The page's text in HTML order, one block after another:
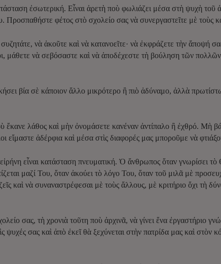
ἐσωτερική. Εἶναι ἀρετὴ ποὺ φωλιάζει μέσα στὴ ψυχὴ τοῦ
Προσπαθήστε φέτος στὸ σχολείο σας νὰ συνεργαστεῖτε μὲ τοὺς
νὰ ἀκοῦτε καὶ νὰ κατανοεῖτε· νὰ ἐκφράζετε τὴν ἄποψή
μάθετε νὰ σεβόσαστε καὶ νὰ ἀποδέχεστε τὴ βούληση τῶν
βία σὲ κάποιον ἄλλο μικρότερο ἢ πιὸ ἀδύναμο, ἀλλὰ
ἔκανε λάθος καὶ μὴν ὀνομάσετε κανέναν ἀντίπαλο ἢ ἐχθρό. Μὴ
εἴμαστε ἀδέρφια καὶ μέσα στὶς διαφορές μας μποροῦμε νὰ
εἶναι κατάσταση πνευματική. Ὁ ἄνθρωπος ὅταν γνωρίσει
μαζί Του, ὅταν ἀκούει τὸ λόγο Του, ὅταν τοῦ μιλᾶ μὲ
καὶ νὰ συναναστρέφεσαι μὲ τοὺς ἄλλους, μὲ κριτήριο ὄχι τὴ
σας, τὴ χρονιὰ τοῦτη ποὺ ἀρχινᾶ, νὰ γίνει ἕνα ἐργαστήριο
ψυχές σας καὶ ἀπὸ ἐκεῖ θὰ ξεχύνεται στὴν πατρίδα μας καὶ